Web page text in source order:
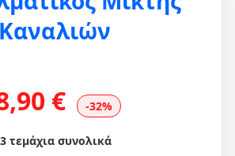
€ -32%
3 τεμάχια συνολικά